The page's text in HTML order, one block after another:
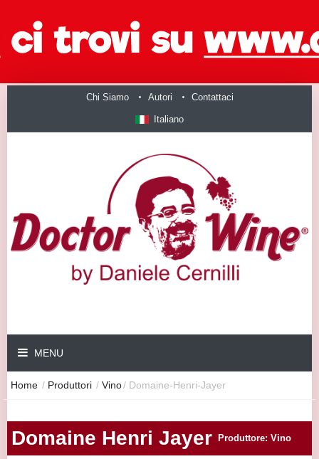
Chi Siamo Autori Contattaci
Italiano
MENU
Home / Produttori / Vino/ Domaine-Henri-Jayer
Domaine Henri Jayer Produttore: Vino